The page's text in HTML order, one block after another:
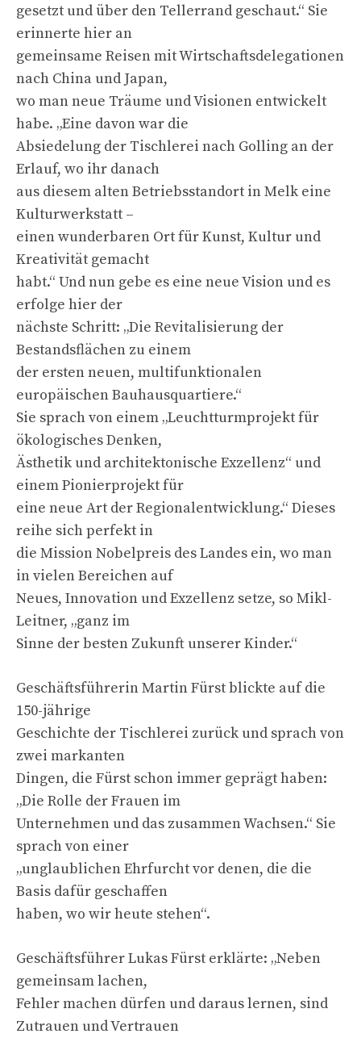
gesetzt und über den Tellerrand geschaut.“ Sie
erinnerte hier an
gemeinsame Reisen mit Wirtschaftsdelegationen
nach China und Japan,
wo man neue Träume und Visionen entwickelt
habe. „Eine davon war die
Absiedelung der Tischlerei nach Golling an der
Erlauf, wo ihr danach
aus diesem alten Betriebsstandort in Melk eine
Kulturwerkstatt –
einen wunderbaren Ort für Kunst, Kultur und
Kreativität gemacht
habt.“ Und nun gebe es eine neue Vision und es
erfolge hier der
nächste Schritt: „Die Revitalisierung der
Bestandsflächen zu einem
der ersten neuen, multifunktionalen
europäischen Bauhausquartiere.“
Sie sprach von einem „Leuchtturmprojekt für
ökologisches Denken,
Ästhetik und architektonische Exzellenz“ und
einem Pionierprojekt für
eine neue Art der Regionalentwicklung.“ Dieses
reihe sich perfekt in
die Mission Nobelpreis des Landes ein, wo man
in vielen Bereichen auf
Neues, Innovation und Exzellenz setze, so Mikl-
Leitner, „ganz im
Sinne der besten Zukunft unserer Kinder.“
Geschäftsführerin Martin Fürst blickte auf die
150-jährige
Geschichte der Tischlerei zurück und sprach von
zwei markanten
Dingen, die Fürst schon immer geprägt haben:
„Die Rolle der Frauen im
Unternehmen und das zusammen Wachsen.“ Sie
sprach von einer
„unglaublichen Ehrfurcht vor denen, die die
Basis dafür geschaffen
haben, wo wir heute stehen“.
Geschäftsführer Lukas Fürst erklärte: „Neben
gemeinsam lachen,
Fehler machen dürfen und daraus lernen, sind
Zutrauen und Vertrauen